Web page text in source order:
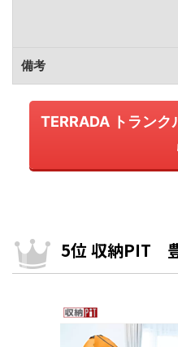
備考
TERRADA トランク
5位 収納PIT